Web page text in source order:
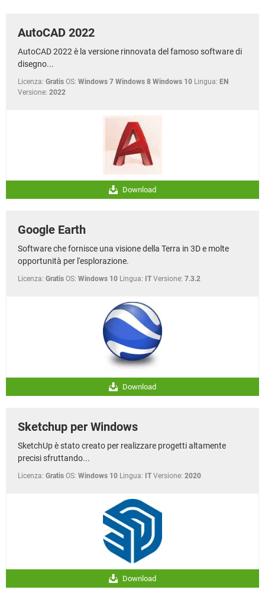
AutoCAD 2022
AutoCAD 2022 è la versione rinnovata del famoso software di
disegno...
Licenza: Gratis OS: Windows 7 Windows 8 Windows 10 Lingua: EN
Versione: 2022
Download
Google Earth
Software che fornisce una visione della Terra in 3D e molte
opportunità per l'esplorazione.
Licenza: Gratis OS: Windows 10 Lingua: IT Versione: 7.3.2
Download
Sketchup per Windows
SketchUp è stato creato per realizzare progetti altamente
precisi sfruttando...
Licenza: Gratis OS: Windows 10 Lingua: IT Versione: 2020
Download